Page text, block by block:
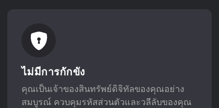
ไม่มีการกักขัง
คุณเป็นเจ้าของสินทรัพย์ดิจิทัลของคุณอย่าง
สมบูรณ์ ควบคุมรหัสส่วนตัวและวลีลับของคุณ